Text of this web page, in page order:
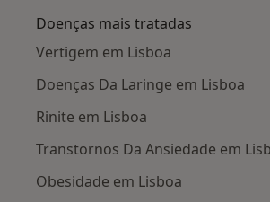
Doenças mais tratadas
Vertigem em Lisboa
Doenças Da Laringe em Lisboa
Rinite em Lisboa
Transtornos Da Ansiedade em
Obesidade em Lisboa